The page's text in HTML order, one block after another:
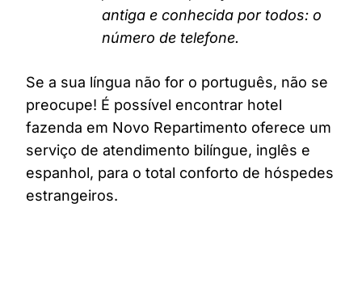
antiga e conhecida por todos: o
número de telefone.
Se a sua língua não for o português, não se
preocupe! É possível encontrar hotel
fazenda em Novo Repartimento oferece um
serviço de atendimento bilíngue, inglês e
espanhol, para o total conforto de hóspedes
estrangeiros.